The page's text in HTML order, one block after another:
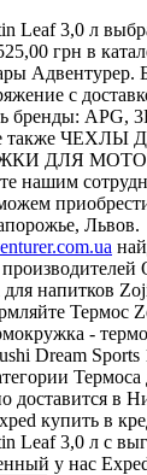
Leaf 3,0 л
грн в
с
бренды: APG,
также
ДЛЯ
нашим
Львов.
для напитков
Термос
-
Dream
доставится в
купить в
Leaf 3,0 л с
у нас